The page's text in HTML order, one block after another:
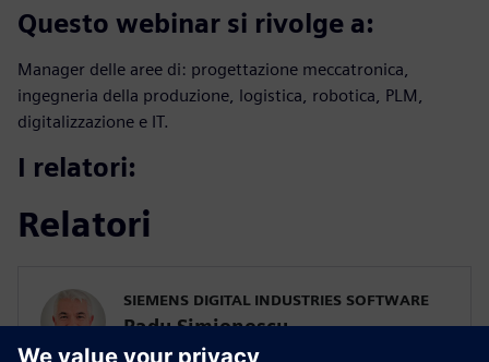
Questo webinar si rivolge a:
Manager delle aree di: progettazione meccatronica,
ingegneria della produzione, logistica, robotica, PLM,
digitalizzazione e IT.
I relatori:
Relatori
SIEMENS DIGITAL INDUSTRIES SOFTWARE
Radu Simionescu
PLM Consultant